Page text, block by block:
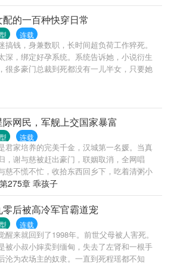
的一百种快穿日常
连载
搞钱，身兼数职，长时间超负荷工作猝死。
深，绑定好孕系统。系统告诉她，小说衍生
很多豪门总裁到死都没有一儿半女，只要她
定数值，就能移民到高纬度星球养老。养老
永恒的青春、用不尽的财富及无穷尽生命。
眼：她答应了！冤种一：身为千亿总裁，顾
有恐女症。本以为这偌大家产，只能便宜一
的表亲。直到遇见慕青，他非但没有发病，
天黏着她。冤种二：游戏里，陆时奕是榜一
有无数迷妹迷弟。游戏外，陆时奕是商界新
，他对女人有接触性过敏症，只能把亿万资
外甥。慕青的出现，让他发现，原来这世界
三：傅景年车祸，成了植物人。本以为，下
昏迷不醒。有天，家里来了个小护工，精心
给他读报纸、讲各种冷笑话，甚至吐槽一些
开始期待新的一天，这样就可以听到她叽
声音。但，好景不长，私生子弟弟竟想辞退
网民，军舰上交国家暴富
连载
君家培养的完美千金，汉城第一名媛。当真
，谢与慈被赶出豪门，联姻取消，全网唱
慈不慌不忙，收拾东西回乡下，吃着清粥小
园，无聊拿出手机直播农村生活。粉丝忽然
！她的直播意外通到了星际，那里高度发达，
乏绿色植物。谢与慈直播里的植物震惊全星
网民疯狂打赏，只为尝一口葡萄！直播结束
过万亿，购物商城开通，谢与慈点进去一
售卖的居然是宇宙飞船、宇宙军舰、机甲战
买下来上交国家！不久后，大家发现，全网
金谢与慈出现在了首都电视台的黄金时段采
第275章 乖孩子
零后被高冷军官霸道宠
连载
醒来就回到了1998年。前世父母被人害死。
被小叔小婶卖到缅甸，失去了左肾和一根手
沦为农场主的奴隶。一直到死程瑶都不知